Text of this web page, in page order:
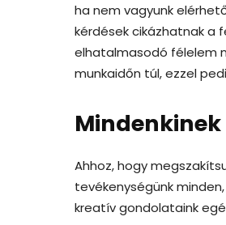
ha nem vagyunk
kérdések cikázhatnak a
elhatalmasodó félelem
munkaidőn túl, ezzel
Ahhoz, hogy
tevékenységünk
kreatív gondolataink